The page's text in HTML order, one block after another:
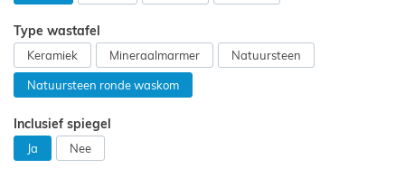
Type wastafel
Keramiek Mineraalmarmer Natuursteen
Natuursteen ronde waskom
Inclusief spiegel
Ja Nee